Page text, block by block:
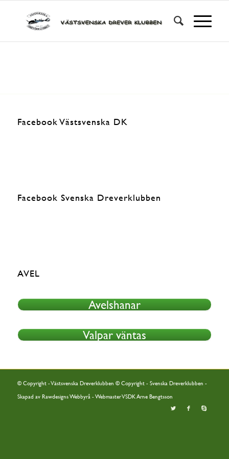
Facebook Västsvenska DK
Facebook Svenska Dreverklubben
AVEL
Avelshanar
Valpar väntas
© Copyright - Västsvenska Dreverklubben © Copyright - Svenska Dreverklubben -
Skapad av Rawdesigns Webbyrå- Webmaster VSDK Arne Bengtsson